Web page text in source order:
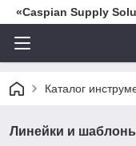
«Caspian Supply
Каталог
Линейки и